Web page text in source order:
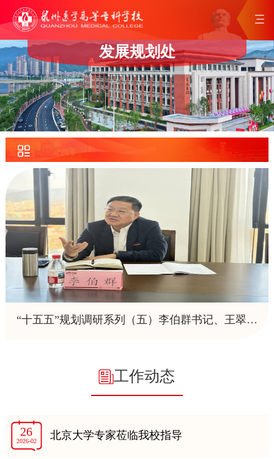
发展规划处
“十五五”规划调研系列（五）李伯群书记、王翠玲副书记深入马克思主义学院调研
工作动态
26
2026-02 北京大学专家莅临我校指导